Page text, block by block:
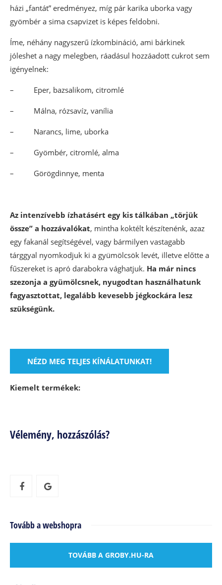
házi „fantát” eredményez, míg pár karika uborka vagy
gyömbér a sima csapvizet is képes feldobni.
Íme, néhány nagyszerű ízkombináció, ami bárkinek
jóleshet a nagy melegben, ráadásul hozzáadott cukrot sem
igényelnek:
– Eper, bazsalikom, citromlé
– Málna, rózsavíz, vanília
– Narancs, lime, uborka
– Gyömbér, citromlé, alma
– Görögdinnye, menta
Az intenzívebb ízhatásért egy kis tálkában „törjük
össze” a hozzávalókat, mintha koktélt készítenénk, azaz
egy fakanál segítségével, vagy bármilyen vastagabb
tárggyal nyomkodjuk ki a gyümölcsök levét, illetve előtte a
fűszereket is apró darabokra vághatjuk. Ha már nincs
szezonja a gyümölcsnek, nyugodtan használhatunk
fagyasztottat, legalább kevesebb jégkockára lesz
szükségünk.
NÉZD MEG TELJES KÍNÁLATUNKAT!
Kiemelt termékek:
Vélemény, hozzászólás?
Tovább a webshopra
TOVÁBB A GROBY.HU-RA